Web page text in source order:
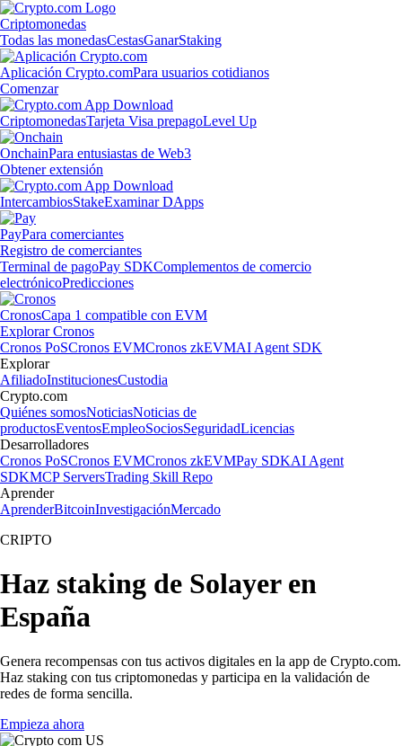
Criptomonedas
Todas las monedasCestasGanarStaking
Aplicación Crypto.comPara usuarios cotidianos
Comenzar
CriptomonedasTarjeta Visa prepagoLevel Up
OnchainPara entusiastas de Web3
Obtener extensión
IntercambiosStakeExaminar DApps
PayPara comerciantes
Registro de comerciantes
Terminal de pagoPay SDKComplementos de comercio
electrónicoPredicciones
CronosCapa 1 compatible con EVM
Explorar Cronos
Cronos PoSCronos EVMCronos zkEVMAI Agent SDK
Explorar
AfiliadoInstitucionesCustodia
Crypto.com
Quiénes somosNoticiasNoticias de
productosEventosEmpleoSociosSeguridadLicencias
Desarrolladores
Cronos PoSCronos EVMCronos zkEVMPay SDKAI Agent
SDKMCP ServersTrading Skill Repo
Aprender
AprenderBitcoinInvestigaciónMercado
CRIPTO
Haz staking de Solayer en
España
Genera recompensas con tus activos digitales en la app de Crypto.com.
Haz staking con tus criptomonedas y participa en la validación de
redes de forma sencilla.
Empieza ahora